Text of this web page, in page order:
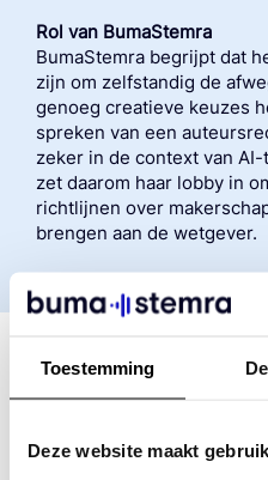
Toestemming
Deze website maakt
Rol van BumaStemra
BumaStemra begrijpt dat
zijn om zelfstandig de
genoeg creatieve keuzes
spreken van een
zeker in de context van
zet daarom haar lobby in
richtlijnen over
brengen aan de wetgever.
Eigen
registreren van jouw